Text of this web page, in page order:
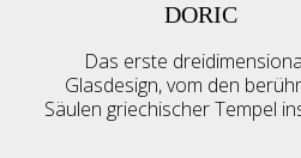
DORIC
Das erste
Glasdesign, vom den
Säulen griechischer Tempel